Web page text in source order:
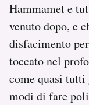
Hammamet e
venuto dopo, e
disfacimento
toccato nel
come quasi
modi di fare